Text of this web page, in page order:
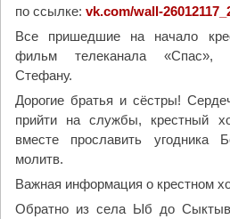
по ссылке: vk.com/wall-
Все пришедшие на начало
фильм телеканала «Спас»,
Стефану.
Дорогие братья и сёстры!
прийти на службы, крестный
вместе прославить угодника
молитв.
Важная информация о крестном
Обратно из села Ыб до